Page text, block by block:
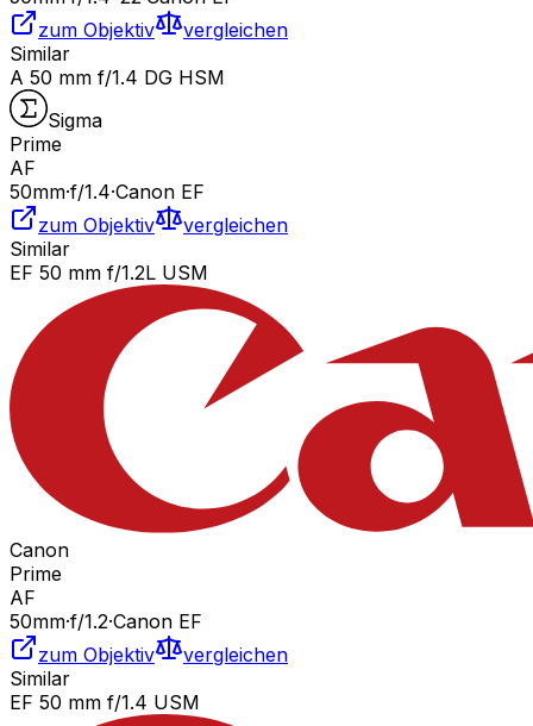
zum Objektiv
vergleichen
Similar
A 50 mm f/1.4 DG HSM
Sigma
Prime
AF
50mm·f/1.4·Canon EF
zum Objektiv
vergleichen
Similar
EF 50 mm f/1.2L USM
Canon
Prime
AF
50mm·f/1.2·Canon EF
zum Objektiv
vergleichen
Similar
EF 50 mm f/1.4 USM